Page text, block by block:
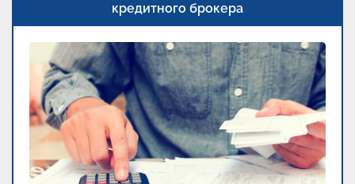
кредитного брокера